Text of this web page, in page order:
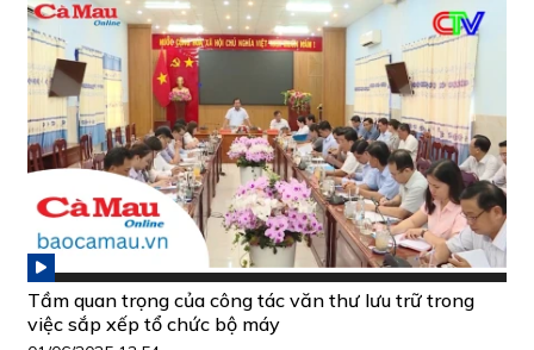
Tầm quan trọng của công tác văn thư lưu trữ trong
việc sắp xếp tổ chức bộ máy